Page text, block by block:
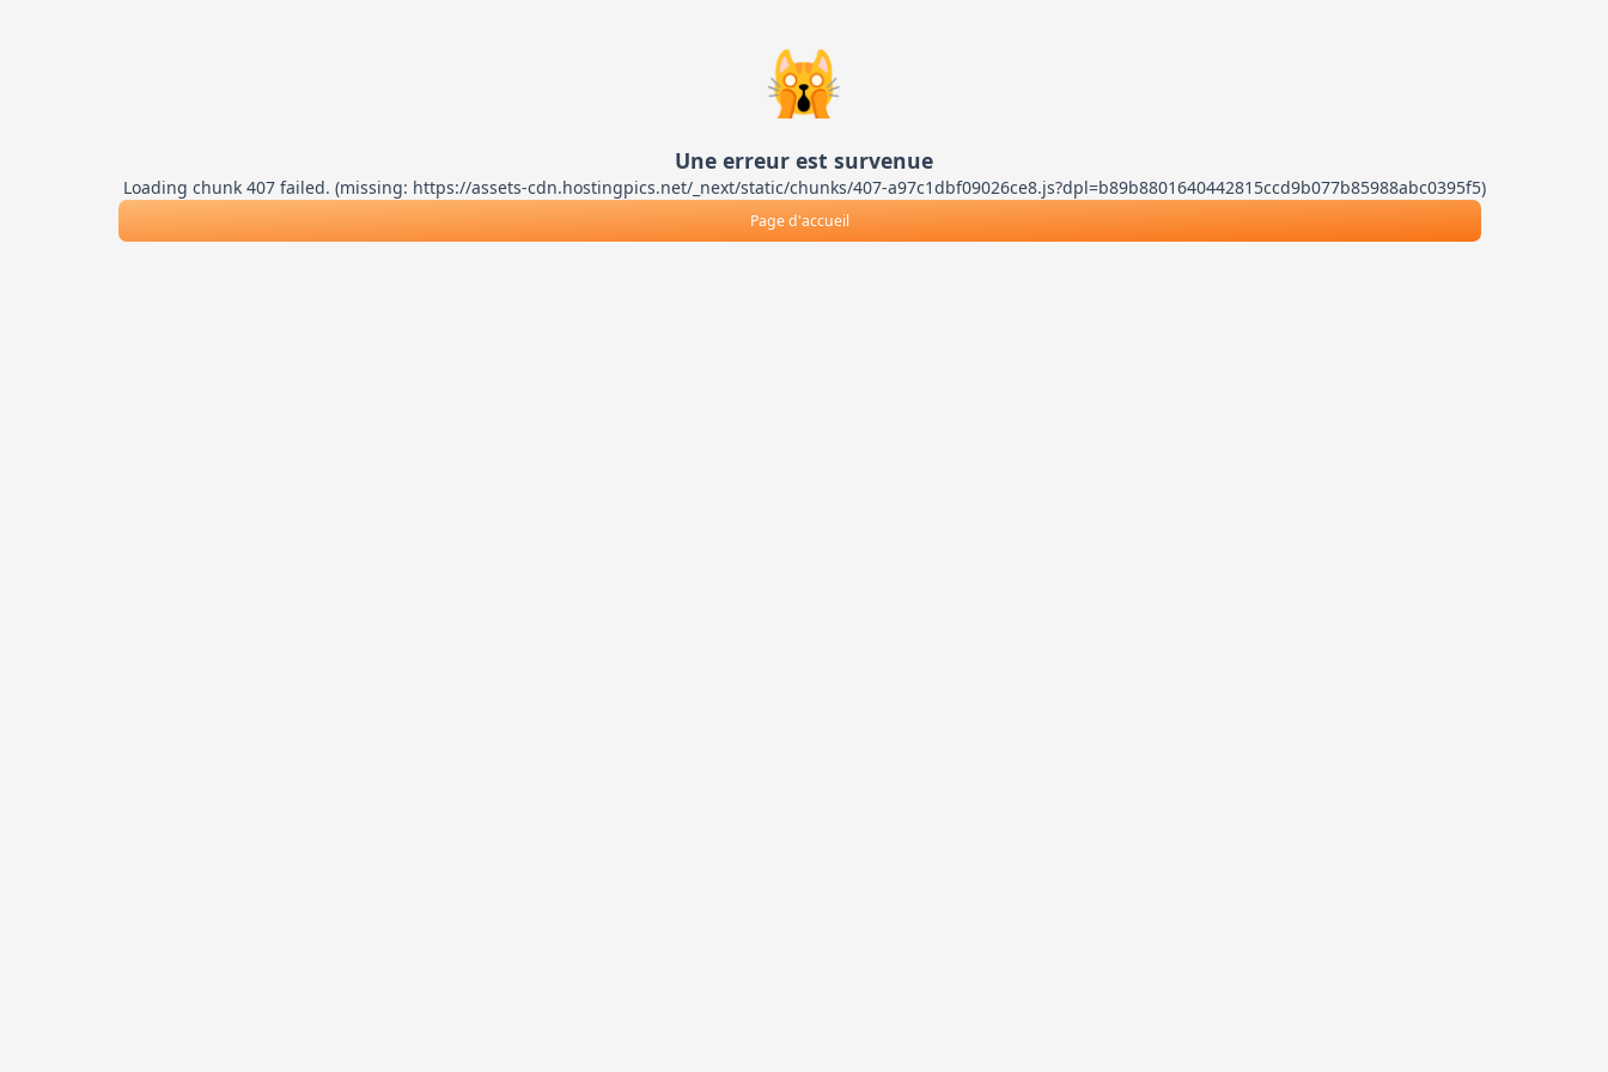
🙀
Une erreur est survenue
Loading chunk 407 failed. (missing: https://assets-cdn.hostingpics.net/_next/static/chunks/407-a97c1dbf09026ce8.js?dpl=b89b8801640442815ccd9b077b85988abc0395f5)
Page d'accueil